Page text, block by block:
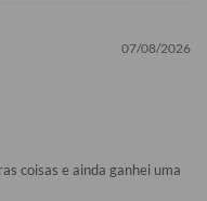
07/08/2026
coisas e ainda ganhei uma